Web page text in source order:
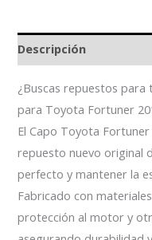
Descripción
¿Buscas repuestos
para Toyota Fortuner
El Capo Toyota Fortuner
repuesto nuevo original
perfecto y mantener la
Fabricado con
protección al motor y